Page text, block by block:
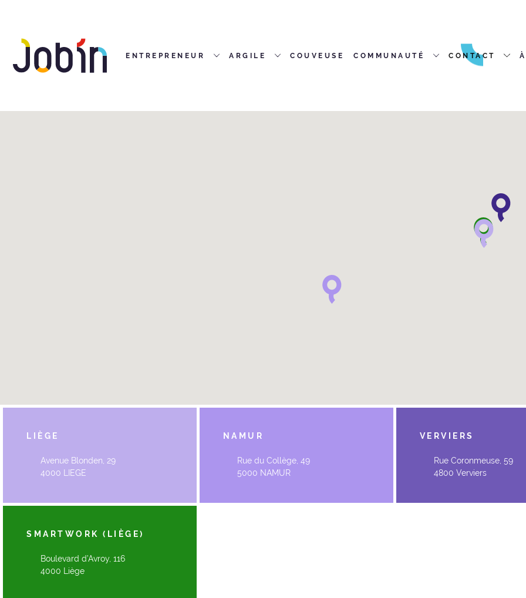
ENTREPRENEUR ARGILE COUVEUSE COMMUNAUTÉ CONTACT
LIÈGE
Avenue Blonden, 29
4000 LIEGE
NAMUR
Rue du Collège, 49
5000 NAMUR
VERVIERS
Rue Coronmeuse, 59
4800 Verviers
SMARTWORK (LIÈGE)
Boulevard d’Avroy, 116
4000 Liège